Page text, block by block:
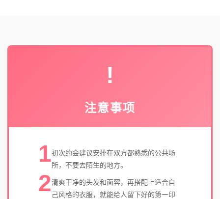
!
注意事项
1初次约会建议安排在双方都熟悉的公共场
所，不要去陌生的地方。
2清爽干净的头发和面容，再搭配上适合自
己风格的衣服，就能给人留下好的第一印